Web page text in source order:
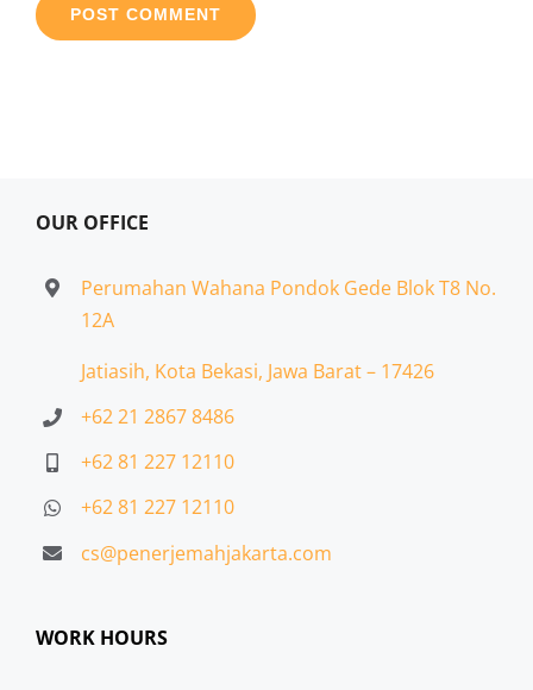
OUR OFFICE
Perumahan Wahana Pondok Gede Blok T8 No.
12A
Jatiasih, Kota Bekasi, Jawa Barat – 17426
+62 21 2867 8486
+62 81 227 12110
+62 81 227 12110
cs@penerjemahjakarta.com
WORK HOURS